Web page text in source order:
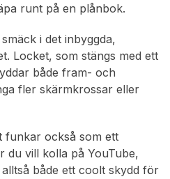
runt på en plånbok.
i det inbyggda,
Locket, som stängs med ett
både fram- och
fler skärmkrossar eller
funkar också som ett
du vill kolla på YouTube,
både ett coolt skydd för